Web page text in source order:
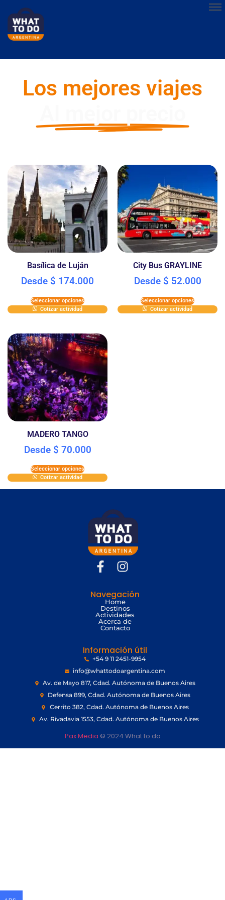
Los mejores viajes
Basílica de Luján
Desde $ 174.000
Seleccionar opciones
Cotizar actividad
City Bus GRAYLINE
Desde $ 52.000
Seleccionar opciones
Cotizar actividad
MADERO TANGO
Desde $ 70.000
Seleccionar opciones
Cotizar actividad
Navegación
Home
Destinos
Actividades
Acerca de
Contacto
Información útil
+54 9 11 2451-9954
info@whattodoargentina.com
Av. de Mayo 817, Cdad. Autónoma de Buenos Aires
Defensa 899, Cdad. Autónoma de Buenos Aires
Cerrito 382, Cdad. Autónoma de Buenos Aires
Av. Rivadavia 1553, Cdad. Autónoma de Buenos Aires
Pax Media © 2024 What to do